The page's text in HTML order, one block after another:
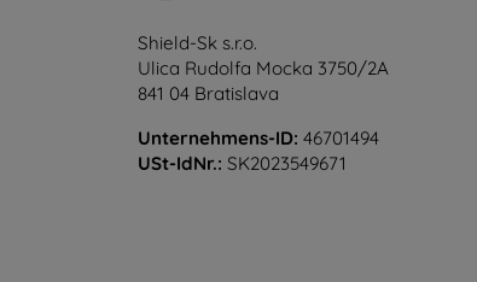
Shield-Sk s.r.o.
Ulica Rudolfa Mocka 3750/2A
841 04 Bratislava
Unternehmens-ID: 46701494
USt-IdNr.: SK2023549671